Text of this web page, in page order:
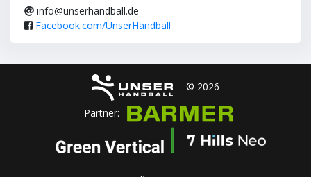
info@unserhandball.de
Facebook.com/UnserHandball
© 2026
Partner: